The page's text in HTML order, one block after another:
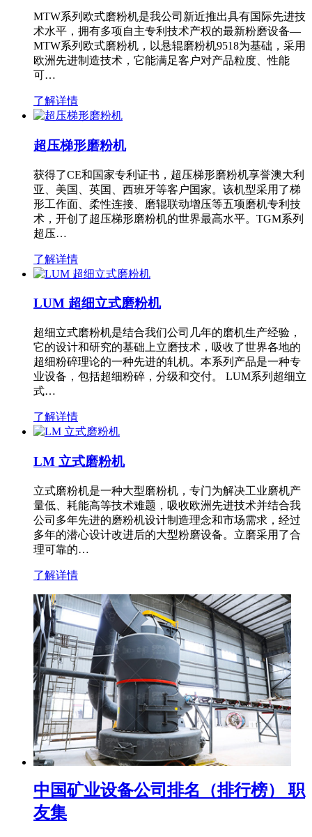
MTW系列欧式磨粉机是我公司新近推出具有国际先进技
术水平，拥有多项自主专利技术产权的最新粉磨设备—
MTW系列欧式磨粉机，以悬辊磨粉机9518为基础，采用
欧洲先进制造技术，它能满足客户对产品粒度、性能
可…
了解详情
超压梯形磨粉机
获得了CE和国家专利证书，超压梯形磨粉机享誉澳大利
亚、美国、英国、西班牙等客户国家。该机型采用了梯
形工作面、柔性连接、磨辊联动增压等五项磨机专利技
术，开创了超压梯形磨粉机的世界最高水平。TGM系列
超压…
了解详情
LUM 超细立式磨粉机
超细立式磨粉机是结合我们公司几年的磨机生产经验，
它的设计和研究的基础上立磨技术，吸收了世界各地的
超细粉碎理论的一种先进的轧机。本系列产品是一种专
业设备，包括超细粉碎，分级和交付。 LUM系列超细立
式…
了解详情
LM 立式磨粉机
立式磨粉机是一种大型磨粉机，专门为解决工业磨机产
量低、耗能高等技术难题，吸收欧洲先进技术并结合我
公司多年先进的磨粉机设计制造理念和市场需求，经过
多年的潜心设计改进后的大型粉磨设备。立磨采用了合
理可靠的…
了解详情
中国矿业设备公司排名（排行榜） 职
友集